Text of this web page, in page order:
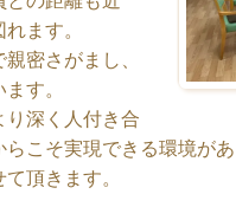
図れます。
密さがまし、
ています。
深く人付き合
こそ実現できる環境が
頂きます。